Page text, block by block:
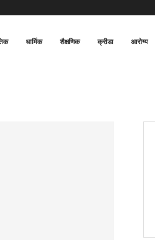
धार्मिक शैक्षणिक क्रीडा आरोग्य